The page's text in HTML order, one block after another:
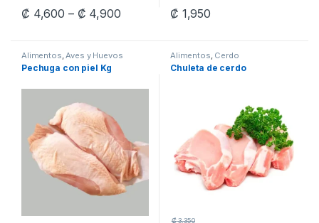
₡ 4,600 – ₡ 4,900Price range: ₡ 4,600 through ₡
This product has multiple variants. The options may be chosen
₡ 1,950
Alimentos Aves y Huevos
Pechuga con piel Kg
Alimentos Cerdo
Chuleta de cerdo
₡3,350